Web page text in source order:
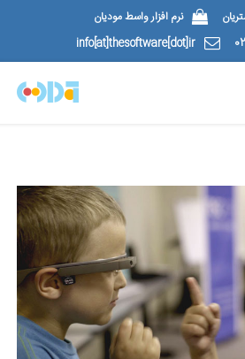
نرم افزار واسط مودیان
info[at]thesoftware[dot]ir